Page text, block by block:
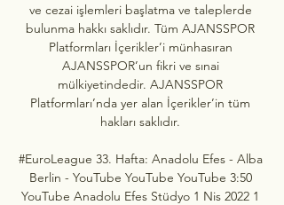
ve cezai işlemleri başlatma ve taleplerde
bulunma hakkı saklıdır. Tüm AJANSSPOR
Platformları İçerikler’i münhasıran
AJANSSPOR’un fikri ve sınai
mülkiyetindedir. AJANSSPOR
Platformları’nda yer alan İçerikler’in tüm
hakları saklıdır.
#EuroLeague 33. Hafta: Anadolu Efes - Alba
Berlin - YouTube YouTube YouTube 3:50
YouTube Anadolu Efes Stüdyo 1 Nis 2022 1